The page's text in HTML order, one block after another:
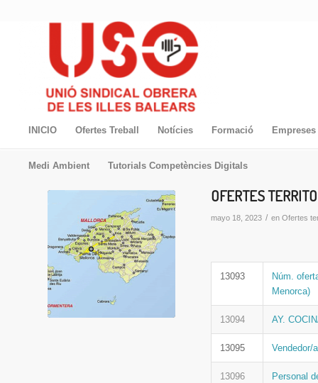
INICIO Ofertes Treball Notícies Formació
Medi Ambient Tutorials Competències Digitals
OFERTES
mayo 18, 2023 / en Ofertes
13093
Núm.
Menorca)
13094 AY.
13095 Vendedor/
13096 Personal